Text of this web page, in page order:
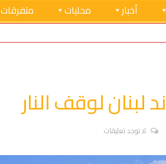
أخبار محليات متفرقات
مناشدة عاجلة
لبنان لوقف النار
لا توجد تعليقات